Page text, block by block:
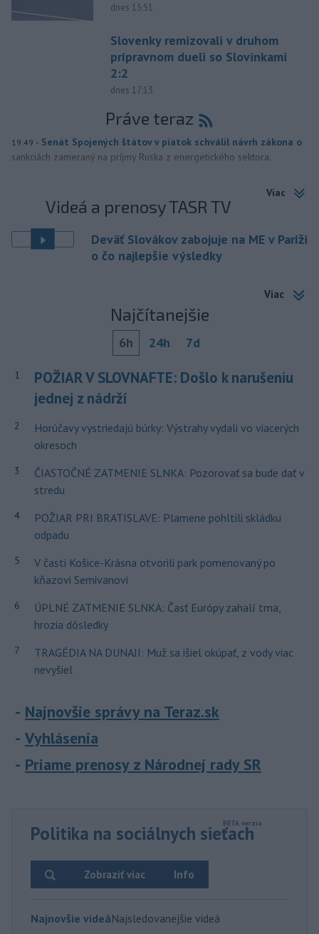
dnes 15:51
Slovenky remizovali v druhom
prípravnom dueli so Slovinkami
2:2
dnes 17:13
Práve teraz
19:49 - Senát Spojených štátov v piatok schválil návrh zákona o
sankciách zameraný na príjmy Ruska z energetického sektora.
Viac
Videá a prenosy TASR TV
Deväť Slovákov zabojuje na ME v Paríži
o čo najlepšie výsledky
Viac
Najčítanejšie
6h 24h 7d
1
POŽIAR V SLOVNAFTE: Došlo k narušeniu
jednej z nádrží
2
Horúčavy vystriedajú búrky: Výstrahy vydali vo viacerých
okresoch
3
ČIASTOČNÉ ZATMENIE SLNKA: Pozorovať sa bude dať v
stredu
4
POŽIAR PRI BRATISLAVE: Plamene pohltili skládku
odpadu
5
V časti Košice-Krásna otvorili park pomenovaný po
kňazovi Semivanovi
6
ÚPLNÉ ZATMENIE SLNKA: Časť Európy zahalí tma,
hrozia dôsledky
7
TRAGÉDIA NA DUNAJI: Muž sa išiel okúpať, z vody viac
nevyšiel
Najnovšie správy na Teraz.sk
Vyhlásenia
Priame prenosy z Národnej rady SR
Politika na sociálnych sieťach
Info
Zobraziť viac
Najnovšie videáNajsledovanejšie videá